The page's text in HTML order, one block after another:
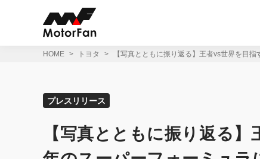
HOME トヨタ 【写真とともに振り返る】王者vs世界を目
プレスリリース
【写真とともに振り返る